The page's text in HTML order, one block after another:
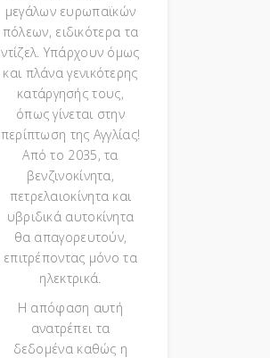
μεγάλων ευρωπαϊκών
πόλεων, ειδικότερα τα
ντίζελ. Υπάρχουν όμως
και πλάνα γενικότερης
κατάργησής τους,
όπως γίνεται στην
περίπτωση της Αγγλίας!
Από το 2035, τα
βενζινοκίνητα,
πετρελαιοκίνητα και
υβριδικά αυτοκίνητα
θα απαγορευτούν,
επιτρέποντας μόνο τα
ηλεκτρικά.
Η απόφαση αυτή
ανατρέπει τα
δεδομένα καθώς η